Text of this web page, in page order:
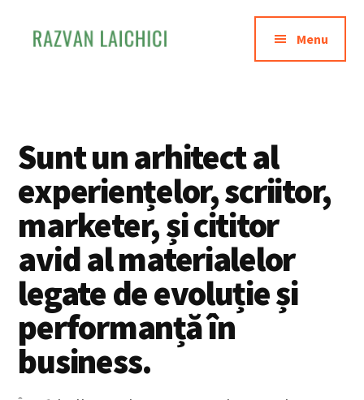
menu
experiente
memorabile
Menu
Sunt un arhitect al
experiențelor, scriitor,
marketer, și cititor
avid al materialelor
legate de evoluție și
performanță în
business.